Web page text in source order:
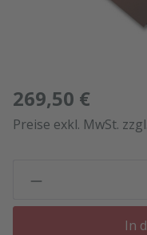
269,50 €
Preise exkl. MwSt.
In